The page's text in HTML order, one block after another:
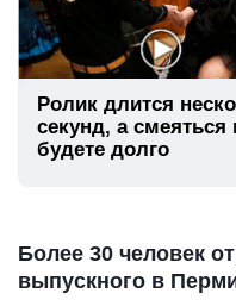
Ролик длится
секунд, а смеяться
будете долго
Более 30 человек
выпускного в